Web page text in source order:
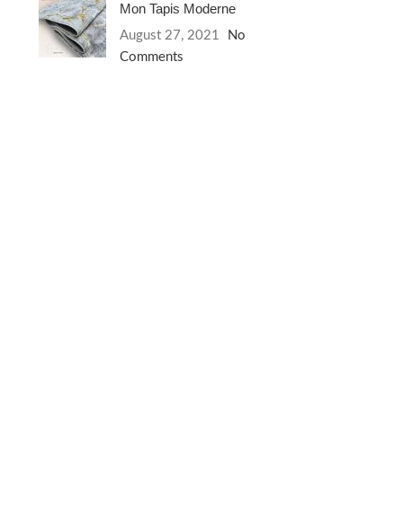
Mon Tapis Moderne
August 27, 2021
No
Comments